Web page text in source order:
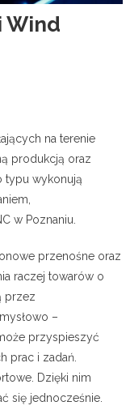
Wind
na terenie
produkcją oraz
typu wykonują
w Poznaniu.
przenośne oraz
raczej towarów o
przez
–
przyspieszyć
prac i zadań.
Dzięki nim
się jednocześnie.